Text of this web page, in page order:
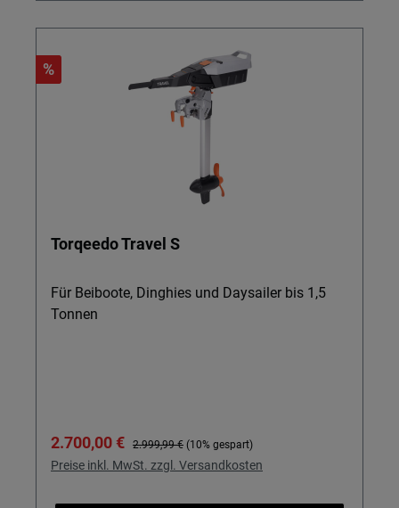
%
Torqeedo Travel S
Für Beiboote, Dinghies und Daysailer bis 1,5
Tonnen
Verkaufspreis:
2.700,00 € Regulärer Preis:
2.999,99 € (10% gespart)
Preise inkl. MwSt. zzgl. Versandkosten